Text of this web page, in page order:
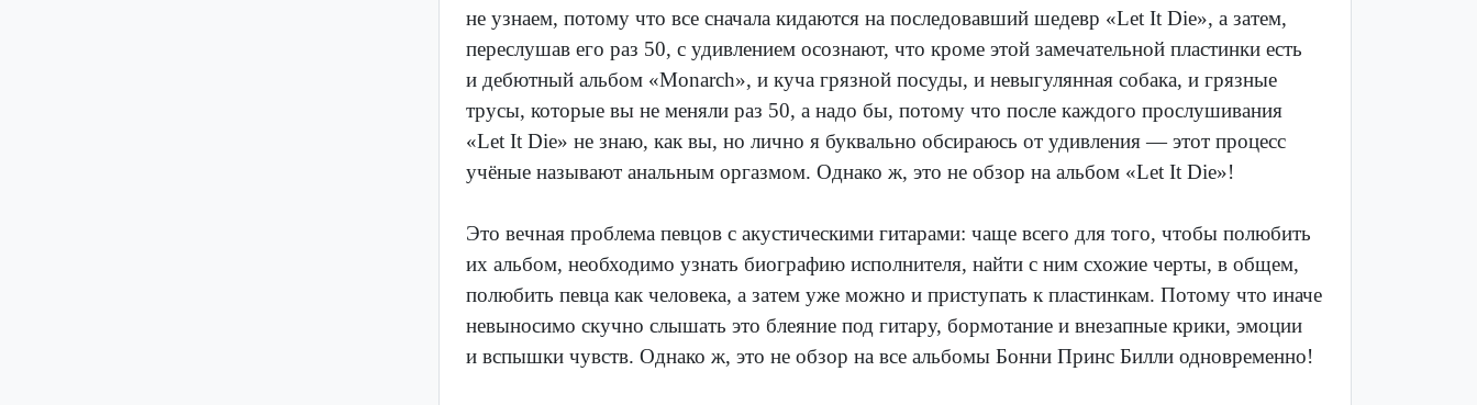
не узнаем, потому что все сначала кидаются на последовавший шедевр «Let It Die», а затем,
переслушав его раз 50, с удивлением осознают, что кроме этой замечательной пластинки есть
и дебютный альбом «Monarch», и куча грязной посуды, и невыгулянная собака, и грязные
трусы, которые вы не меняли раз 50, а надо бы, потому что после каждого прослушивания
«Let It Die» не знаю, как вы, но лично я буквально обсираюсь от удивления — этот процесс
учёные называют анальным оргазмом. Однако ж, это не обзор на альбом «Let It Die»!
Это вечная проблема певцов с акустическими гитарами: чаще всего для того, чтобы полюбить
их альбом, необходимо узнать биографию исполнителя, найти с ним схожие черты, в общем,
полюбить певца как человека, а затем уже можно и приступать к пластинкам. Потому что иначе
невыносимо скучно слышать это блеяние под гитару, бормотание и внезапные крики, эмоции
и вспышки чувств. Однако ж, это не обзор на все альбомы Бонни Принс Билли одновременно!